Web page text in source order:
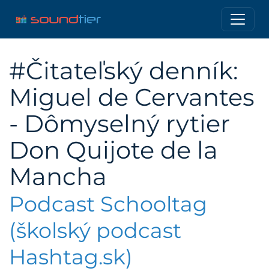
#Čitateľský denník:
Miguel de Cervantes
- Dômyselný rytier
Don Quijote de la
Mancha
Podcast Schooltag
(školský podcast
Hashtag.sk)